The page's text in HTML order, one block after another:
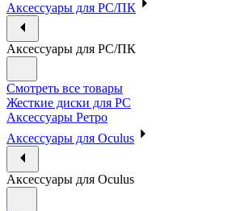
Аксессуары для PC/ПК
Аксессуары для PC/ПК
Смотреть все товары
Жесткие диски для PC
Аксессуары Ретро
Аксессуары для Oculus
Аксессуары для Oculus